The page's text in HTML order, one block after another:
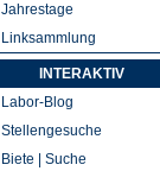
Jahrestage
Linksammlung
INTERAKTIV
Labor-Blog
Stellengesuche
Biete | Suche